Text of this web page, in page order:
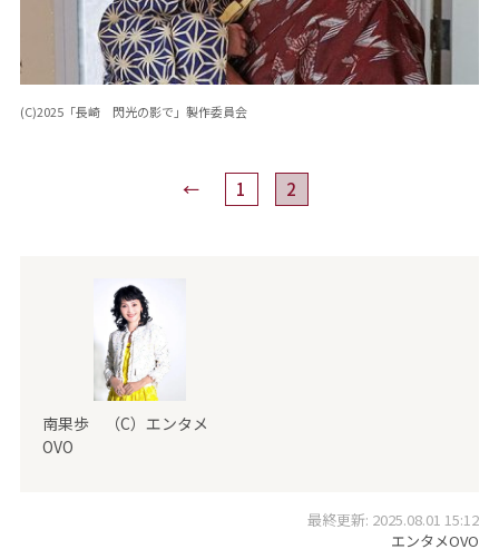
(C)2025「長崎 閃光の影で」製作委員会
← 1 2
南果歩 （C）エンタメ
OVO
最終更新: 2025.08.01 15:12
エンタメOVO